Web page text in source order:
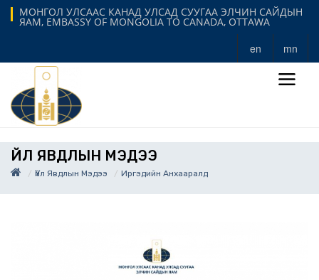
МОНГОЛ УЛСААС КАНАД УЛСАД СУУГАА ЭЛЧИН САЙДЫН
ЯАМ, EMBASSY OF MONGOLIA TO CANADA, OTTAWA
en mn
ҮЙЛ ЯВДЛЫН МЭДЭЭ
Үйл Явдлын Мэдээ Иргэдийн Анхааралд